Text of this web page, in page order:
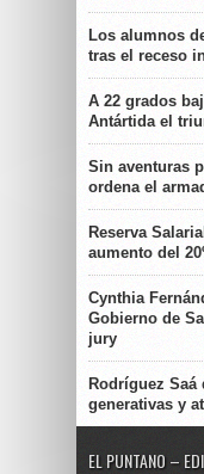
Los alumnos
tras el receso
A 22 grados
Antártida el
Sin aventuras
ordena el
Reserva
aumento del
Cynthia
Gobierno de
jury
Rodríguez Saá
generativas y
EL PUNTANO –